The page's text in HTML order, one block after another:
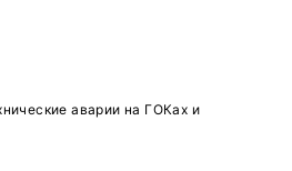
аварии на ГОКах и